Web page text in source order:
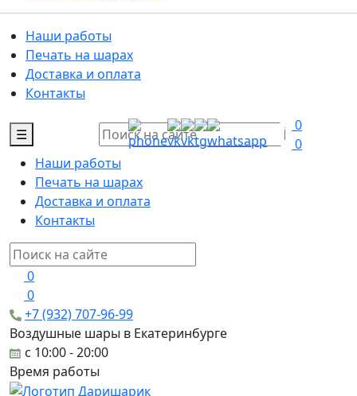
Наши работы
Печать на шарах
Доставка и оплата
Контакты
☰
0
0
Наши работы
Печать на шарах
Доставка и оплата
Контакты
0
0
+7 (932) 707-96-99
Воздушные шары в Екатеринбурге
c 10:00 - 20:00
Время работы